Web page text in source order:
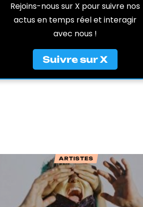
Rejoins-nous sur X pour suivre nos
actus en temps réel et interagir
avec nous !
Suivre sur X
ARTISTES